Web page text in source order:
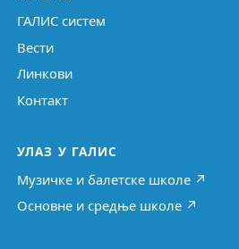
ГАЛИС систем
Вести
Линкови
Контакт
УЛАЗ У ГАЛИС
Музичке и балетске школе ↗
Основне и средње школе ↗